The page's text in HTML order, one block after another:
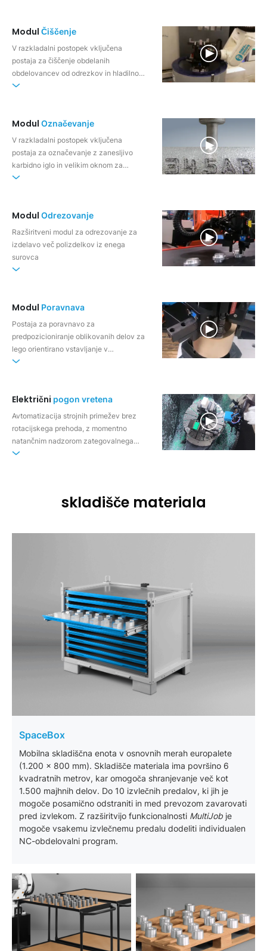
Modul Čiščenje
V razkladalni postopek vključena
postaja za čiščenje obdelanih
obdelovancev od odrezkov in hladilno-
mazalnih sredstev
Modul Označevanje
V razkladalni postopek vključena
postaja za označevanje z zanesljivo
karbidno iglo in velikim oknom za
označevanje
Modul Odrezovanje
Razširitveni modul za odrezovanje za
izdelavo več polizdelkov iz enega
surovca
Modul Poravnava
Postaja za poravnavo za
predpozicioniranje oblikovanih delov za
lego orientirano vstavljanje v
obdelovalni stroj
Električni pogon vretena
Avtomatizacija strojnih primežev brez
rotacijskega prehoda, z momentno
natančnim nadzorom zategovalnega
momenta
skladišče materiala
SpaceBox
Mobilna skladiščna enota v osnovnih merah europalete
(1.200 x 800 mm). Skladišče materiala ima površino 6
kvadratnih metrov, kar omogoča shranjevanje več kot
1.500 majhnih delov. Do 10 izvlečnih predalov, ki jih je
mogoče posamično odstraniti in med prevozom zavarovati
pred izvlekom. Z razširitvijo funkcionalnosti MultiJob je
mogoče vsakemu izvlečnemu predalu dodeliti individualen
NC-obdelovalni program.